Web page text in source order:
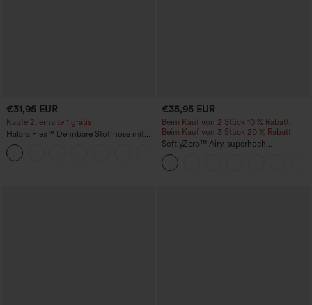
€31,95 EUR
Kaufe 2, erhalte 1 gratis
Halara Flex™ Dehnbare Stoffhose mit
hohem Bund und Seitentasche hinten
€35,95 EUR
Beim Kauf von 2 Stück 10 % Rabatt |
Beim Kauf von 3 Stück 20 % Rabatt
SoftlyZero™ Airy, superhoch
geschnittene 2-in-1 InstantCool Yoga-
Shorts 7" mit Taschen